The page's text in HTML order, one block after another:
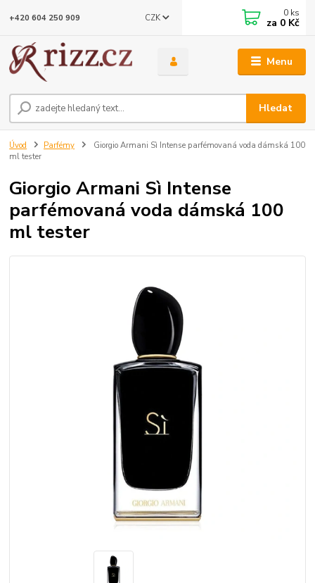
Menu
CZK
Hledat
+420 604 250 909 0 ks
za 0 Kč
Úvod Parfémy
Giorgio Armani Sì Intense parfémovaná voda dámská 100
ml tester
Giorgio Armani Sì Intense
parfémovaná voda dámská 100
ml tester